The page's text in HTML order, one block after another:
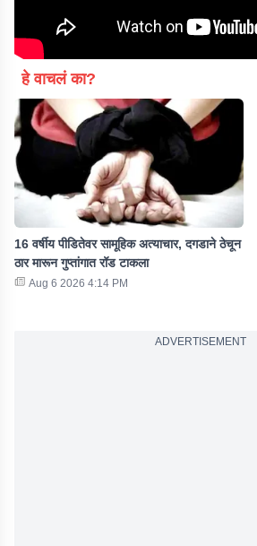
हे वाचलं का?
16 वर्षीय पीडितेवर सामूहिक अत्याचार, दगडाने ठेचून
ठार मारून गुप्तांगात रॉड टाकला
Aug 6 2026 4:14 PM
ADVERTISEMENT